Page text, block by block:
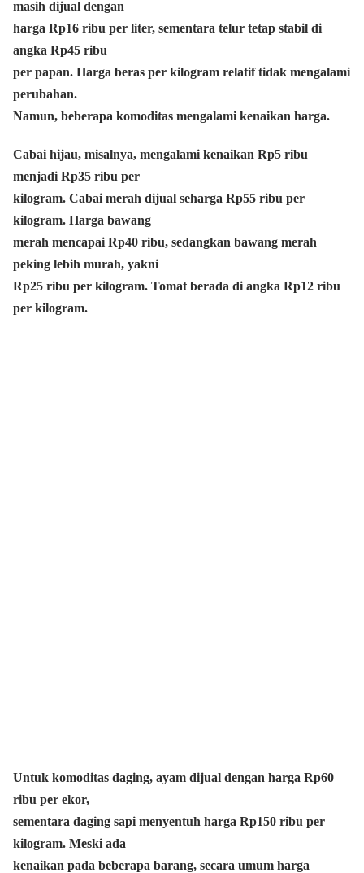
masih dijual dengan
harga Rp16 ribu per liter, sementara telur tetap stabil di
angka Rp45 ribu
per papan. Harga beras per kilogram relatif tidak mengalami
perubahan.
Namun, beberapa komoditas mengalami kenaikan harga.
Cabai hijau, misalnya, mengalami kenaikan Rp5 ribu
menjadi Rp35 ribu per
kilogram. Cabai merah dijual seharga Rp55 ribu per
kilogram. Harga bawang
merah mencapai Rp40 ribu, sedangkan bawang merah
peking lebih murah, yakni
Rp25 ribu per kilogram. Tomat berada di angka Rp12 ribu
per kilogram.
Untuk komoditas daging, ayam dijual dengan harga Rp60
ribu per ekor,
sementara daging sapi menyentuh harga Rp150 ribu per
kilogram. Meski ada
kenaikan pada beberapa barang, secara umum harga